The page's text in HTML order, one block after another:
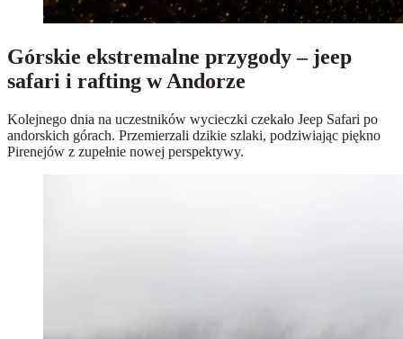
Górskie ekstremalne przygody – jeep
safari i rafting w Andorze
Kolejnego dnia na uczestników wycieczki czekało Jeep Safari po
andorskich górach. Przemierzali dzikie szlaki, podziwiając piękno
Pirenejów z zupełnie nowej perspektywy.